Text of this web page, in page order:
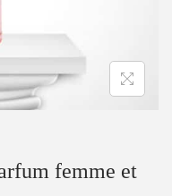
femme et